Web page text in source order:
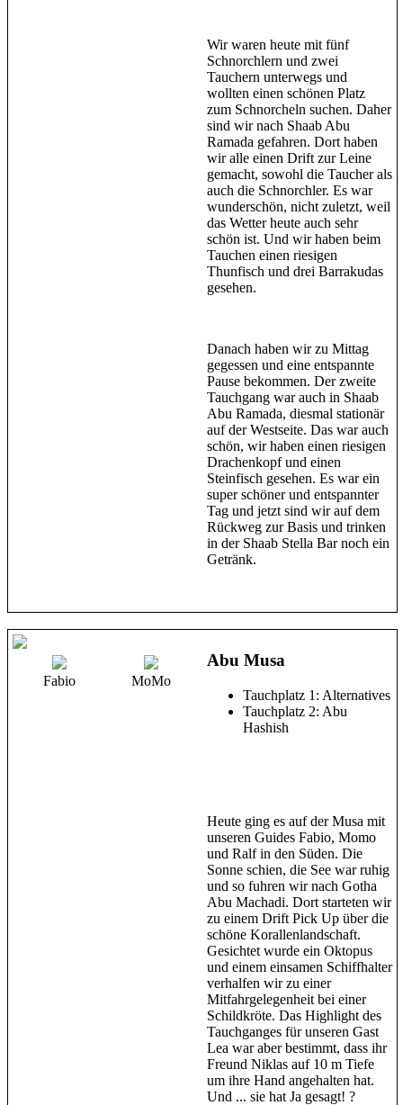
Wir waren heute mit fünf
Schnorchlern und zwei
Tauchern unterwegs und
wollten einen schönen Platz
zum Schnorcheln suchen. Daher
sind wir nach Shaab Abu
Ramada gefahren. Dort haben
wir alle einen Drift zur Leine
gemacht, sowohl die Taucher als
auch die Schnorchler. Es war
wunderschön, nicht zuletzt, weil
das Wetter heute auch sehr
schön ist. Und wir haben beim
Tauchen einen riesigen
Thunfisch und drei Barrakudas
gesehen.
Danach haben wir zu Mittag
gegessen und eine entspannte
Pause bekommen. Der zweite
Tauchgang war auch in Shaab
Abu Ramada, diesmal stationär
auf der Westseite. Das war auch
schön, wir haben einen riesigen
Drachenkopf und einen
Steinfisch gesehen. Es war ein
super schöner und entspannter
Tag und jetzt sind wir auf dem
Rückweg zur Basis und trinken
in der Shaab Stella Bar noch ein
Getränk.
Fabio MoMo
Abu Musa
Tauchplatz 1: Alternatives
Tauchplatz 2: Abu
Hashish
Heute ging es auf der Musa mit
unseren Guides Fabio, Momo
und Ralf in den Süden. Die
Sonne schien, die See war ruhig
und so fuhren wir nach Gotha
Abu Machadi. Dort starteten wir
zu einem Drift Pick Up über die
schöne Korallenlandschaft.
Gesichtet wurde ein Oktopus
und einem einsamen Schiffhalter
verhalfen wir zu einer
Mitfahrgelegenheit bei einer
Schildkröte. Das Highlight des
Tauchganges für unseren Gast
Lea war aber bestimmt, dass ihr
Freund Niklas auf 10 m Tiefe
um ihre Hand angehalten hat.
Und ... sie hat Ja gesagt! ?